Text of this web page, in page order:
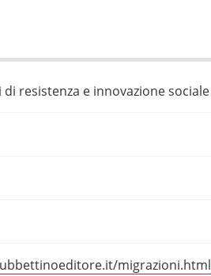
resistenza e innovazione sociale
migrazioni.html